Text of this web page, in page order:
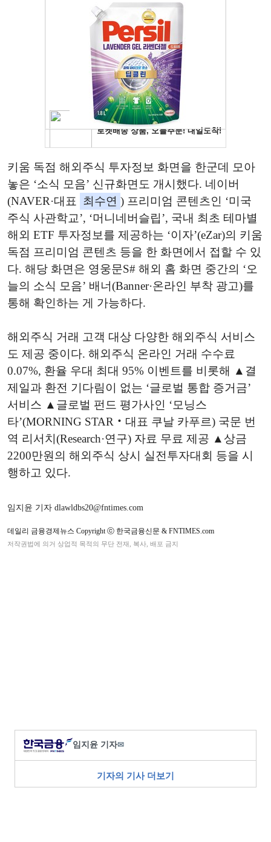
키움 독점 해외주식 투자정보 화면을 한군데 모아
놓은 ‘소식 모음’ 신규화면도 개시했다. 네이버
(NAVER·대표
최수연 ) 프리미엄 콘텐츠인 ‘미국
주식 사관학교’, ‘머니네버슬립’, 국내 최초 테마별
해외 ETF 투자정보를 제공하는 ‘이자’(eZar)의 키움
독점 프리미엄 콘텐츠 등을 한 화면에서 접할 수 있
다. 해당 화면은 영웅문S# 해외 홈 화면 중간의 ‘오
늘의 소식 모음’ 배너(Banner·온라인 부착 광고)를
통해 확인하는 게 가능하다.
해외주식 거래 고객 대상 다양한 해외주식 서비스
도 제공 중이다. 해외주식 온라인 거래 수수료
0.07%, 환율 우대 최대 95% 이벤트를 비롯해 ▲결
제일과 환전 기다림이 없는 ‘글로벌 통합 증거금’
서비스 ▲글로벌 펀드 평가사인 ‘모닝스
타’(MORNING STAR‧대표 쿠날 카푸르) 국문 번
역 리서치(Research·연구) 자료 무료 제공 ▲상금
2200만원의 해외주식 상시 실전투자대회 등을 시
행하고 있다.
임지윤 기자 dlawldbs20@fntimes.com
데일리 금융경제뉴스 Copyright ⓒ 한국금융신문 & FNTIMES.com
저작권법에 의거 상업적 목적의 무단 전재, 복사, 배포 금지
임지윤 기자✉
기자의 기사 더보기